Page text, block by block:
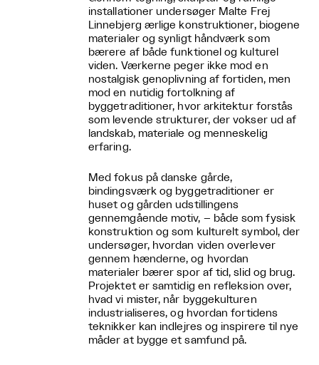
installationer undersøger Malte Frej
Linnebjerg ærlige konstruktioner, biogene
materialer og synligt håndværk som
bærere af både funktionel og kulturel
viden. Værkerne peger ikke mod en
nostalgisk genoplivning af fortiden, men
mod en nutidig fortolkning af
byggetraditioner, hvor arkitektur forstås
som levende strukturer, der vokser ud af
landskab, materiale og menneskelig
erfaring.
Med fokus på danske gårde,
bindingsværk og byggetraditioner er
huset og gården udstillingens
gennemgående motiv, – både som fysisk
konstruktion og som kulturelt symbol, der
undersøger, hvordan viden overlever
gennem hænderne, og hvordan
materialer bærer spor af tid, slid og brug.
Projektet er samtidig en refleksion over,
hvad vi mister, når byggekulturen
industrialiseres, og hvordan fortidens
teknikker kan indlejres og inspirere til nye
måder at bygge et samfund på.